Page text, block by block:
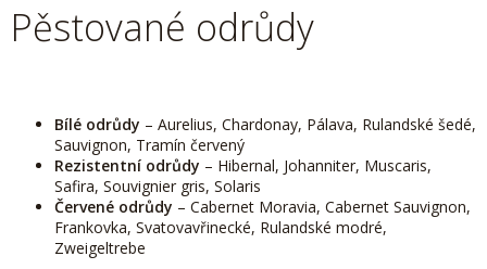
Pěstované odrůdy
Bílé odrůdy – Aurelius, Chardonay, Pálava, Rulandské šedé,
Sauvignon, Tramín červený
Rezistentní odrůdy – Hibernal, Johanniter, Muscaris,
Safira, Souvignier gris, Solaris
Červené odrůdy – Cabernet Moravia, Cabernet Sauvignon,
Frankovka, Svatovavřinecké, Rulandské modré,
Zweigeltrebe